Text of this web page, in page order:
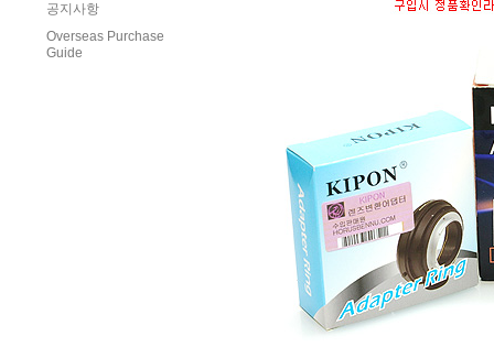
공지사항
Overseas Purchase
Guide